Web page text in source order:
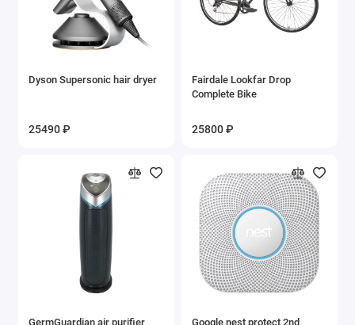
Dyson Supersonic hair dryer
25490 ₽
Fairdale Lookfar Drop
Complete Bike
25800 ₽
GermGuardian air purifier
Google nest protect 2nd